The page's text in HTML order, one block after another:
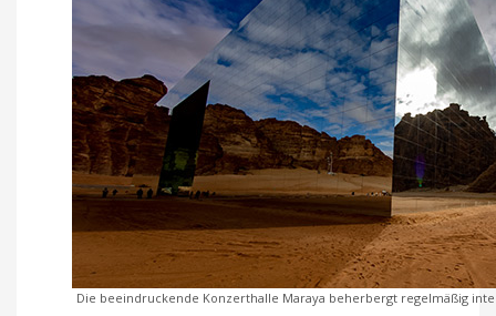
Die beeindruckende Konzerthalle Maraya beherbergt regelmäßig